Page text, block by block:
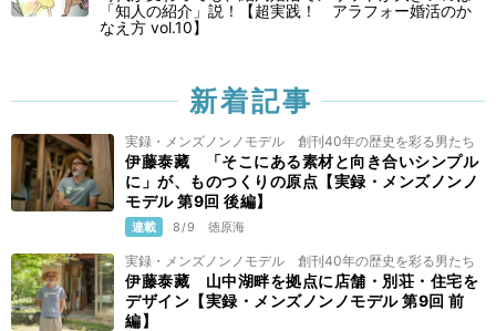
「知人の紹介」説！【超実践！ アラフォー婚活のか
なえ方 vol.10】
新着記事
実録・メンズノンノモデル 創刊40年の歴史を彩る男たち
伊藤泰藏 「そこにある素材と向き合いシンプル
に」が、ものつくりの原点【実録・メンズノンノ
モデル 第9回 後編】
連載 8/9 徳原海
実録・メンズノンノモデル 創刊40年の歴史を彩る男たち
伊藤泰藏 山中湖畔を拠点に店舗・別荘・住宅を
デザイン【実録・メンズノンノモデル 第9回 前
編】